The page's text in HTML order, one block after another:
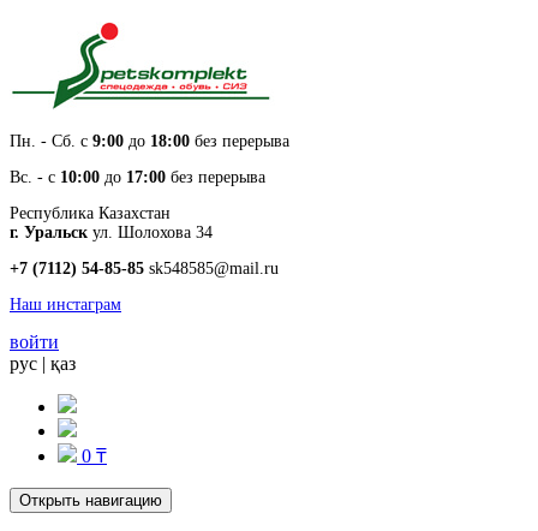
Пн. - Cб. с 9:00 до 18:00 без перерыва
Вс. - с 10:00 до 17:00 без перерыва
Республика Казахстан
г. Уральск ул. Шолохова 34
+7 (7112) 54-85-85 sk548585@mail.ru
Наш инстаграм
войти
рус | қаз
0 ₸
Открыть навигацию